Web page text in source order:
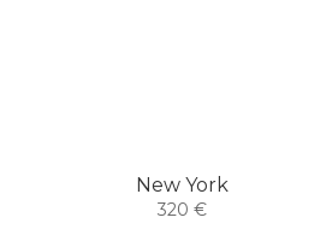
New York
320 €